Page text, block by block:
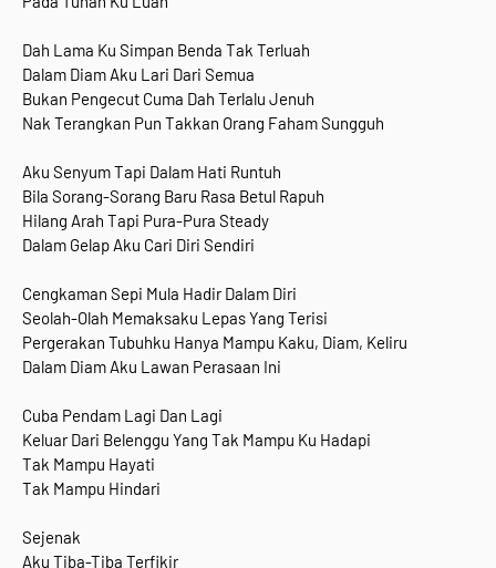
Dah Lama Ku Simpan Benda Tak Terluah
Dalam Diam Aku Lari Dari Semua
Bukan Pengecut Cuma Dah Terlalu Jenuh
Nak Terangkan Pun Takkan Orang Faham Sungguh
Aku Senyum Tapi Dalam Hati Runtuh
Bila Sorang-Sorang Baru Rasa Betul Rapuh
Hilang Arah Tapi Pura-Pura Steady
Dalam Gelap Aku Cari Diri Sendiri
Cengkaman Sepi Mula Hadir Dalam Diri
Seolah-Olah Memaksaku Lepas Yang Terisi
Pergerakan Tubuhku Hanya Mampu Kaku, Diam, Keliru
Dalam Diam Aku Lawan Perasaan Ini
Cuba Pendam Lagi Dan Lagi
Keluar Dari Belenggu Yang Tak Mampu Ku Hadapi
Tak Mampu Hayati
Tak Mampu Hindari
Sejenak
Aku Tiba-Tiba Terfikir